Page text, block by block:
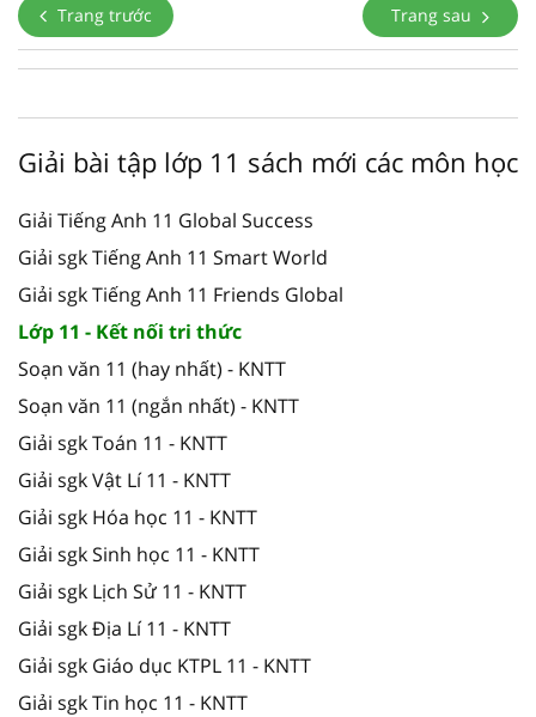
Trang trước Trang sau
Giải bài tập lớp 11 sách mới các môn học
Giải Tiếng Anh 11 Global Success
Giải sgk Tiếng Anh 11 Smart World
Giải sgk Tiếng Anh 11 Friends Global
Lớp 11 - Kết nối tri thức
Soạn văn 11 (hay nhất) - KNTT
Soạn văn 11 (ngắn nhất) - KNTT
Giải sgk Toán 11 - KNTT
Giải sgk Vật Lí 11 - KNTT
Giải sgk Hóa học 11 - KNTT
Giải sgk Sinh học 11 - KNTT
Giải sgk Lịch Sử 11 - KNTT
Giải sgk Địa Lí 11 - KNTT
Giải sgk Giáo dục KTPL 11 - KNTT
Giải sgk Tin học 11 - KNTT